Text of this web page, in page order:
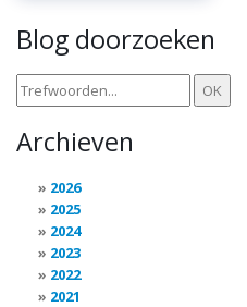
Blog doorzoeken
Archieven
2026
2025
2024
2023
2022
2021